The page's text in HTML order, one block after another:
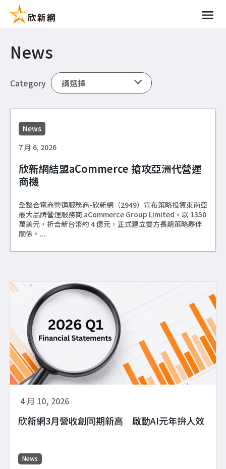
News
Category
News
欣新網結盟aCommerce 搶攻亞洲代營運
商機
7 月 6, 2026
全整合電商營運服務商-欣新網（2949）宣布策略投資東南亞
最大品牌營運服務商 aCommerce Group Limited，以 1350
萬美元，折合新台幣約 4 億元，正式建立雙方長期策略夥伴
關係。...
News
欣新網3月營收創同期新高 啟動AI元年拚人效
4 月 10, 2026